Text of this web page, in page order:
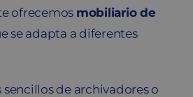
ofrecemos mobiliario de
se adapta a diferentes
sencillos de archivadores o